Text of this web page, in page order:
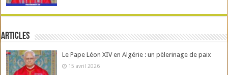
Articles
Le Pape Léon XIV en Algérie : un pèlerinage de paix
15 avril 2026